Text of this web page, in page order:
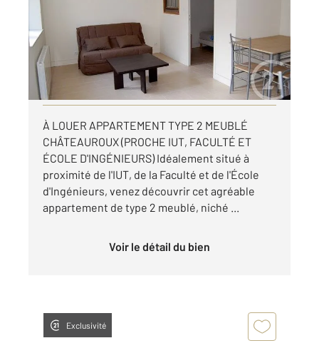
Appartement à louer
545 €
par mois charges comprises
Visiter le site dédié
À LOUER APPARTEMENT TYPE 2 MEUBLÉ
CHÂTEAUROUX (PROCHE IUT, FACULTÉ ET
ÉCOLE D'INGÉNIEURS) Idéalement situé à
proximité de l'IUT, de la Faculté et de l'École
d'Ingénieurs, venez découvrir cet agréable
appartement de type 2 meublé, niché ...
Voir le détail du bien
Exclusivité